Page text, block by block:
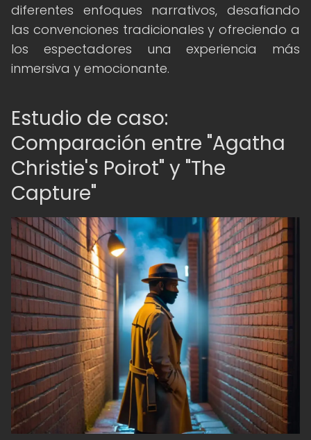
diferentes enfoques narrativos, desafiando
las convenciones tradicionales y ofreciendo a
los espectadores una experiencia más
inmersiva y emocionante.
Estudio de caso:
Comparación entre "Agatha
Christie's Poirot" y "The
Capture"